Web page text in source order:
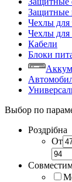
Защитные
Чехлы для
Чехлы для
Кабели
Блоки
Выбор по
Роздрібна
От